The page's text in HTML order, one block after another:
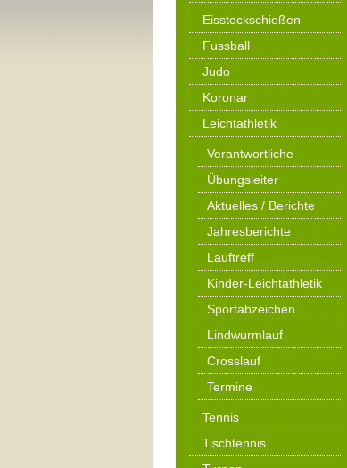
Eisstockschießen
Fussball
Judo
Koronar
Leichtathletik
Verantwortliche
Übungsleiter
Aktuelles / Berichte
Jahresberichte
Lauftreff
Kinder-Leichtathletik
Sportabzeichen
Lindwurmlauf
Crosslauf
Termine
Tennis
Tischtennis